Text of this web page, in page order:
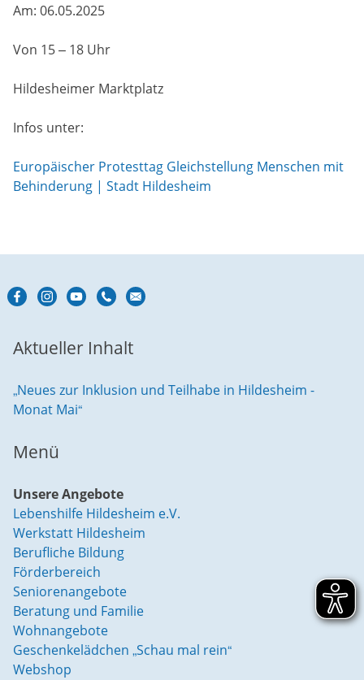
Am: 06.05.2025
Von 15 – 18 Uhr
Hildesheimer Marktplatz
Infos unter:
Europäischer Protesttag Gleichstellung Menschen mit
Behinderung | Stadt Hildesheim
Aktueller Inhalt
„Neues zur Inklusion und Teilhabe in Hildesheim -
Monat Mai“
Menü
Unsere Angebote
Lebenshilfe Hildesheim e.V.
Werkstatt Hildesheim
Berufliche Bildung
Förderbereich
Seniorenangebote
Beratung und Familie
Wohnangebote
Geschenkelädchen „Schau mal rein“
Webshop